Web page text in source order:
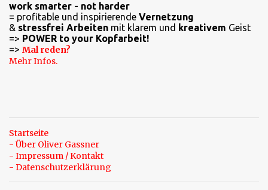
t
a
r
e
work smarter - not harder
= profitable und inspirierende Vernetzung
& stressfrei Arbeiten mit klarem und kreativem Geist
=> POWER to your Kopfarbeit!
=> Mal reden?
Mehr Infos.
Startseite
- Über Oliver Gassner
- Impressum / Kontakt
- Datenschutzerklärung